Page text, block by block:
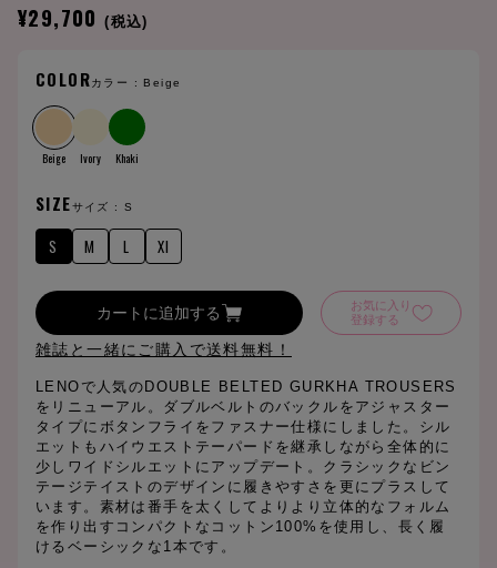
¥29,700 (税込)
COLORカラー : Beige
Beige Ivory Khaki
SIZEサイズ :S
S M L Xl
カートに追加する
お気に入り
登録する
雑誌と一緒にご購入で送料無料！
LENOで人気のDOUBLE BELTED GURKHA TROUSERS
をリニューアル。ダブルベルトのバックルをアジャスター
タイプにボタンフライをファスナー仕様にしました。シル
エットもハイウエストテーパードを継承しながら全体的に
少しワイドシルエットにアップデート。クラシックなビン
テージテイストのデザインに履きやすさを更にプラスして
います。素材は番手を太くしてよりより立体的なフォルム
を作り出すコンパクトなコットン100%を使用し、長く履
けるベーシックな1本です。